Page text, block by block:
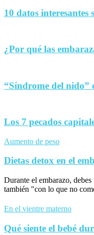
10 datos interesantes
¿Por qué las
“Síndrome del nido”
Los 7 pecados
Aumento de peso
Dietas detox en el
Durante el embarazo,
también "con lo que no
En el vientre materno
Qué siente el bebé